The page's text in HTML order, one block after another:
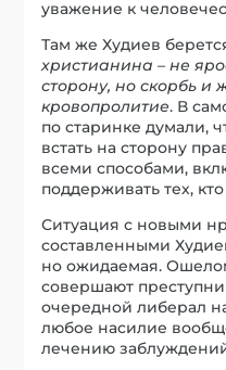
уважение к
Там же Худиев
христианина – не
сторону, но скорбь и
кровопролитие. В
по старинке думали,
встать на сторону
всеми способами,
поддерживать тех,
Ситуация с новыми
составленными
но ожидаемая.
совершают
очередной либерал
любое насилие
лечению